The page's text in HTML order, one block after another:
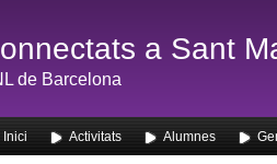
a Sant
de Barcelona
Inici Activitats Alumnes